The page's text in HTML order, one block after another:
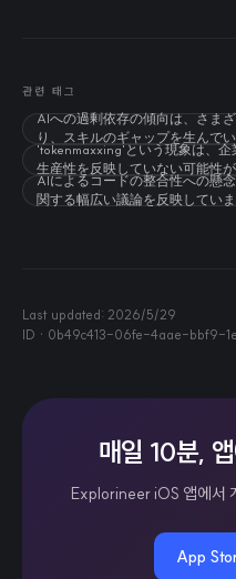
관련 태그
AIへの過剰依存の傾向は、さま
り、スキルのギャップを生んでい
'tokenmaxxing'という現象は、
生産性を反映していない可能性が
AIによるコードの整合性への懸
関する幅広い議論を反映していま
Last updated: 2026/5/29
ID · 0b49c413-06fe-4aae-bbf9-
매일 10분,
Explorineer iOS 앱에서
App